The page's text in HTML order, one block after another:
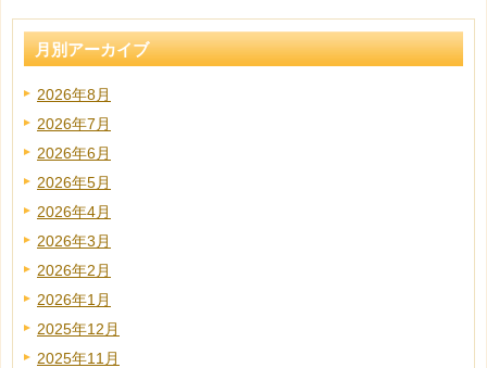
月別アーカイブ
2026年8月
2026年7月
2026年6月
2026年5月
2026年4月
2026年3月
2026年2月
2026年1月
2025年12月
2025年11月